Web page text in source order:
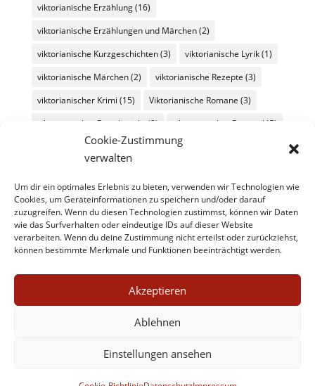
Cookie-Zustimmung
verwalten
Um dir ein optimales Erlebnis zu bieten, verwenden wir Technologien wie
Cookies, um Geräteinformationen zu speichern und/oder darauf
zuzugreifen. Wenn du diesen Technologien zustimmst, können wir Daten
wie das Surfverhalten oder eindeutige IDs auf dieser Website
verarbeiten. Wenn du deine Zustimmung nicht erteilst oder zurückziehst,
können bestimmte Merkmale und Funktionen beeinträchtigt werden.
Akzeptieren
Ablehnen
Einstellungen ansehen
viktorianische Erzählung(16)
viktorianische Erzählungen und Märchen(2)
viktorianische Kurzgeschichten(3) viktorianische Lyrik(1)
viktorianische Märchen(2) viktorianische Rezepte (3)
viktorianischer Krimi (15) Viktorianische Romane (3)
viktorianischer Reisebericht
(2) viktorianischer Roman
(45)
viktorianische Schauergeschichte(6)
viktorianisches Rezept(4)
viktorianisches Weihnachtsmärchen(6)
viktorianische Weihnachtserzählung(11)
vor-viktorianischer Roman
Wochenüberblick(26) Wochenübersicht(60)
zeitgenössische Literatur/kulturmagazin@8ung.info